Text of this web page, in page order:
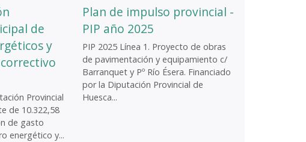
de
y
Provincial
de 10.322,58
de gasto
energético y...
Plan de impulso provincial -
PIP año 2025
PIP 2025 Línea 1. Proyecto de obras
de pavimentación y equipamiento c/
Barranquet y Pº Río Ésera. Financiado
por la Diputación Provincial de
Huesca...